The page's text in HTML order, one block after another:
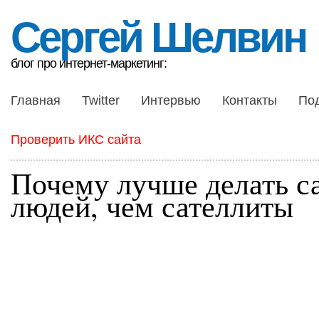
Сергей Шелвин
блог про интернет-маркетинг:
Главная Twitter Интервью Контакты
Проверить ИКС сайта
Почему лучше делать
людей, чем сателлиты